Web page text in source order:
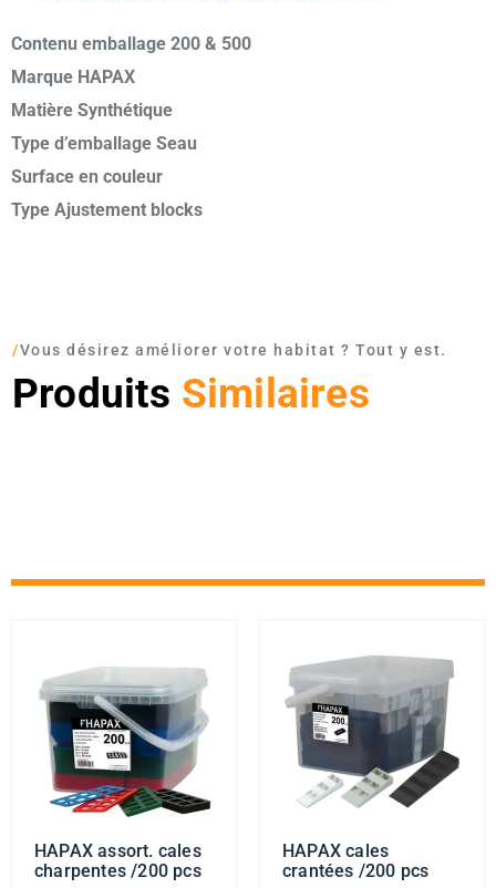
Contenu emballage 200 & 500
Marque HAPAX
Matière Synthétique
Type d’emballage Seau
Surface en couleur
Type Ajustement blocks
/Vous désirez améliorer votre habitat ? Tout y est.
Produits Similaires
HAPAX assort. cales
charpentes /200 pcs
HAPAX cales
crantées /200 pcs